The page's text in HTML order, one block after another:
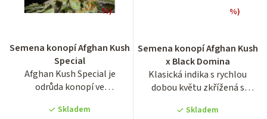
Semena konopí Afghan Kush
Special
Afghan Kush Special je
odrůda konopí ve
po 1, 3,...
Skladem
%)
produktu
je
3,9
z
hvězdiček.
Semena konopí Afghan Kush
x Black Domina
Klasická indika s rychlou
dobou květu zkřížená s
Skladem
%)
produktu
je
4,1
z
hvězdiček.